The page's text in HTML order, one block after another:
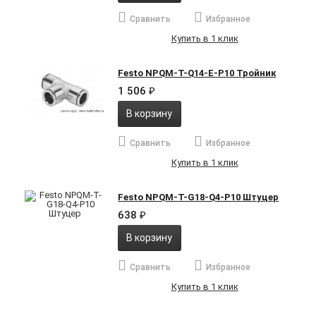
Сравнить Избранное
Купить в 1 клик
Festo NPQM-T-Q14-E-P10 Тройник
1 506₽
В корзину
Сравнить Избранное
Купить в 1 клик
Festo NPQM-T-G18-Q4-P10 Штуцер
638₽
В корзину
Сравнить Избранное
Купить в 1 клик